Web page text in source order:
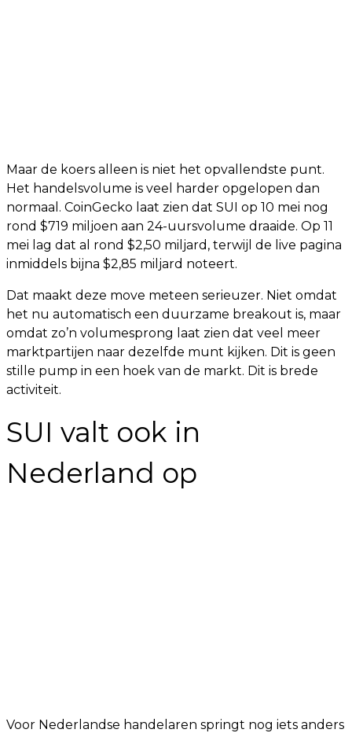
Maar de koers alleen is niet het opvallendste punt.
Het handelsvolume is veel harder opgelopen dan
normaal. CoinGecko laat zien dat SUI op 10 mei nog
rond $719 miljoen aan 24-uursvolume draaide. Op 11
mei lag dat al rond $2,50 miljard, terwijl de live pagina
inmiddels bijna $2,85 miljard noteert.
Dat maakt deze move meteen serieuzer. Niet omdat
het nu automatisch een duurzame breakout is, maar
omdat zo’n volumesprong laat zien dat veel meer
marktpartijen naar dezelfde munt kijken. Dit is geen
stille pump in een hoek van de markt. Dit is brede
activiteit.
SUI valt ook in
Nederland op
Voor Nederlandse handelaren springt nog iets anders